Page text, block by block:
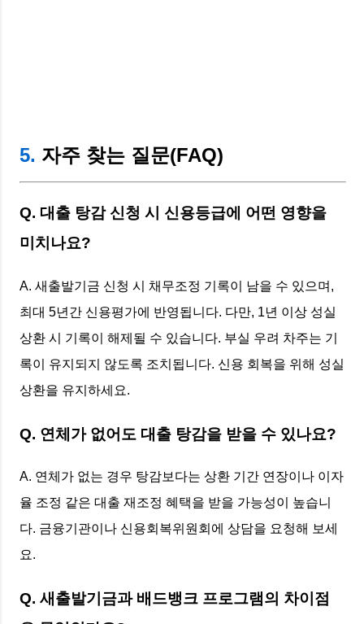
5. 자주 찾는 질문(FAQ)
Q. 대출 탕감 신청 시 신용등급에 어떤 영향을
미치나요?
A. 새출발기금 신청 시 채무조정 기록이 남을 수 있으며,
최대 5년간 신용평가에 반영됩니다. 다만, 1년 이상 성실
상환 시 기록이 해제될 수 있습니다. 부실 우려 차주는 기
록이 유지되지 않도록 조치됩니다. 신용 회복을 위해 성실
상환을 유지하세요.
Q. 연체가 없어도 대출 탕감을 받을 수 있나요?
A. 연체가 없는 경우 탕감보다는 상환 기간 연장이나 이자
율 조정 같은 대출 재조정 혜택을 받을 가능성이 높습니
다. 금융기관이나 신용회복위원회에 상담을 요청해 보세
요.
Q. 새출발기금과 배드뱅크 프로그램의 차이점